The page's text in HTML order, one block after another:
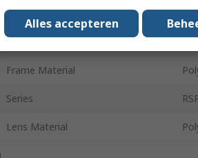
EN 166 Frame Marking Yes
Frame Material
Series
Lens Material
Alles accepteren